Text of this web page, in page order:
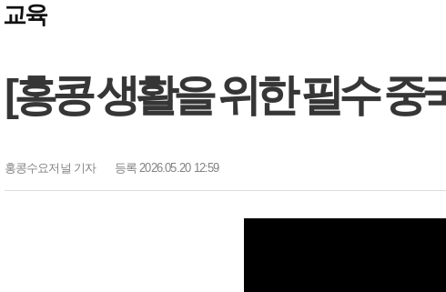
교육
[홍콩 생활을 위한 필수 중
홍콩수요저널 기자 등록 2026.05.20 12:59